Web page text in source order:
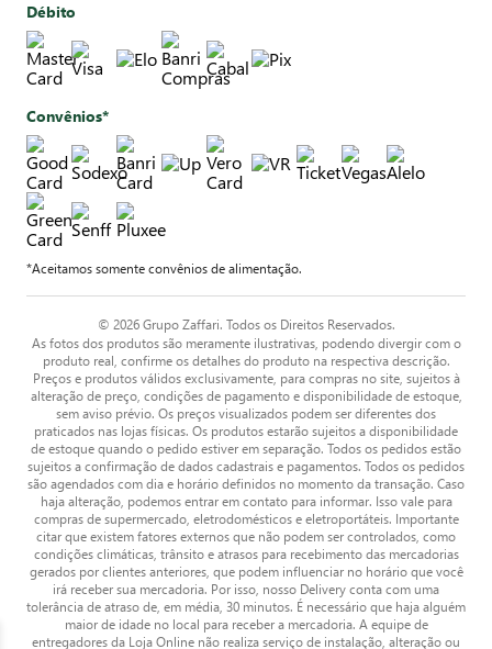
Débito
Convênios*
*Aceitamos somente convênios de alimentação.
© 2026 Grupo Zaffari. Todos os Direitos Reservados.
As fotos dos produtos são meramente ilustrativas, podendo divergir com o
produto real, confirme os detalhes do produto na respectiva descrição.
Preços e produtos válidos exclusivamente, para compras no site, sujeitos à
alteração de preço, condições de pagamento e disponibilidade de estoque,
sem aviso prévio. Os preços visualizados podem ser diferentes dos
praticados nas lojas físicas. Os produtos estarão sujeitos a disponibilidade
de estoque quando o pedido estiver em separação. Todos os pedidos estão
sujeitos a confirmação de dados cadastrais e pagamentos. Todos os pedidos
são agendados com dia e horário definidos no momento da transação. Caso
haja alteração, podemos entrar em contato para informar. Isso vale para
compras de supermercado, eletrodomésticos e eletroportáteis. Importante
citar que existem fatores externos que não podem ser controlados, como
condições climáticas, trânsito e atrasos para recebimento das mercadorias
gerados por clientes anteriores, que podem influenciar no horário que você
irá receber sua mercadoria. Por isso, nosso Delivery conta com uma
tolerância de atraso de, em média, 30 minutos. É necessário que haja alguém
maior de idade no local para receber a mercadoria. A equipe de
entregadores da Loja Online não realiza serviço de instalação, alteração ou